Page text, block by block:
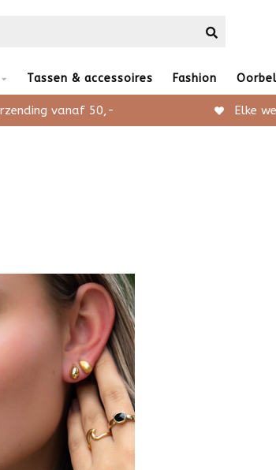
Tassen & accessoires Fashion
vanaf 50,- Elke